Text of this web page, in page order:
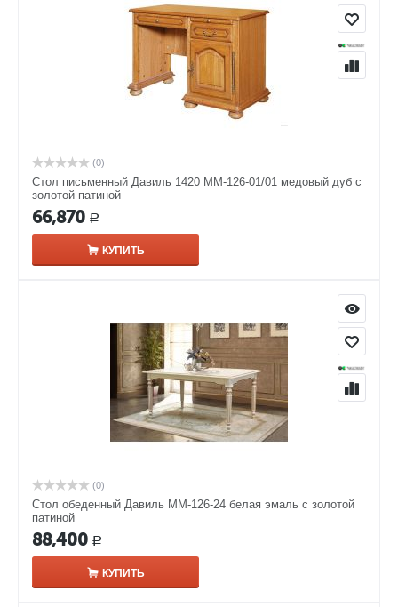
(0)
Стол письменный Давиль 1420 ММ-126-01/01 медовый дуб с
золотой патиной
66,870 Р
КУПИТЬ
(0)
Стол обеденный Давиль ММ-126-24 белая эмаль с золотой
патиной
88,400 Р
КУПИТЬ